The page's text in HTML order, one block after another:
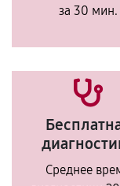
за 30 мин.
Среднее